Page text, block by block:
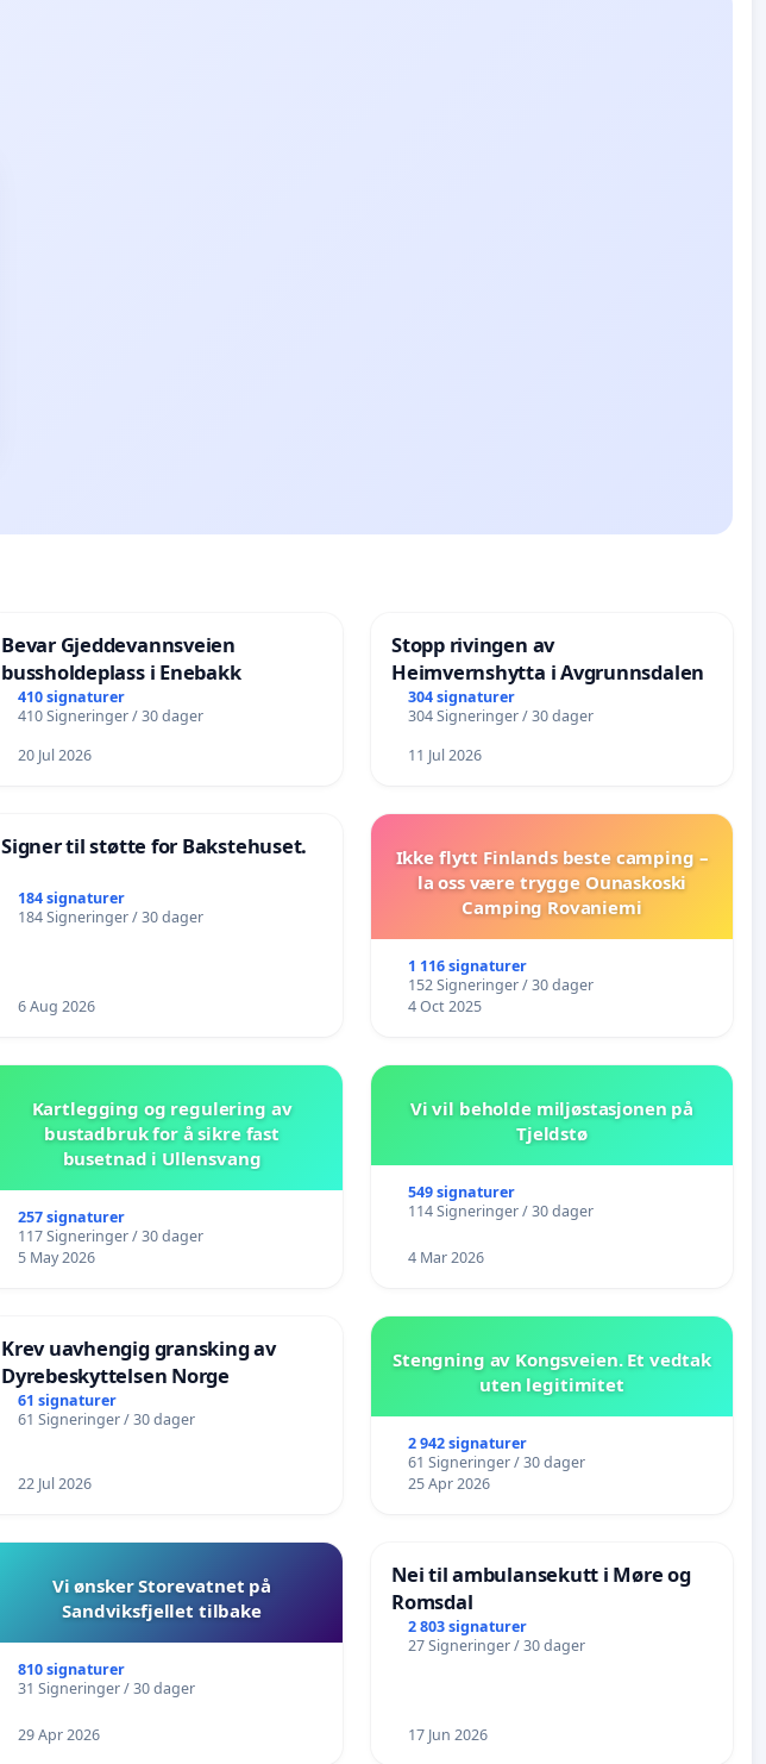
Bevar Gjeddevannsveien
bussholdeplass i Enebakk
410 signaturer
410 Signeringer / 30 dager
20 Jul 2026
Stopp rivingen av
Heimvernshytta i Avgrunnsdalen
304 signaturer
304 Signeringer / 30 dager
11 Jul 2026
Signer til støtte for Bakstehuset.
184 signaturer
184 Signeringer / 30 dager
6 Aug 2026
Ikke flytt Finlands beste camping –
la oss være trygge Ounaskoski
Camping Rovaniemi
1 116 signaturer
152 Signeringer / 30 dager
4 Oct 2025
Kartlegging og regulering av
bustadbruk for å sikre fast
busetnad i Ullensvang
257 signaturer
117 Signeringer / 30 dager
5 May 2026
Vi vil beholde miljøstasjonen på
Tjeldstø
549 signaturer
114 Signeringer / 30 dager
4 Mar 2026
Krev uavhengig gransking av
Dyrebeskyttelsen Norge
61 signaturer
61 Signeringer / 30 dager
22 Jul 2026
Stengning av Kongsveien. Et vedtak
uten legitimitet
2 942 signaturer
61 Signeringer / 30 dager
25 Apr 2026
Vi ønsker Storevatnet på
Sandviksfjellet tilbake
810 signaturer
31 Signeringer / 30 dager
29 Apr 2026
Nei til ambulansekutt i Møre og
Romsdal
2 803 signaturer
27 Signeringer / 30 dager
17 Jun 2026